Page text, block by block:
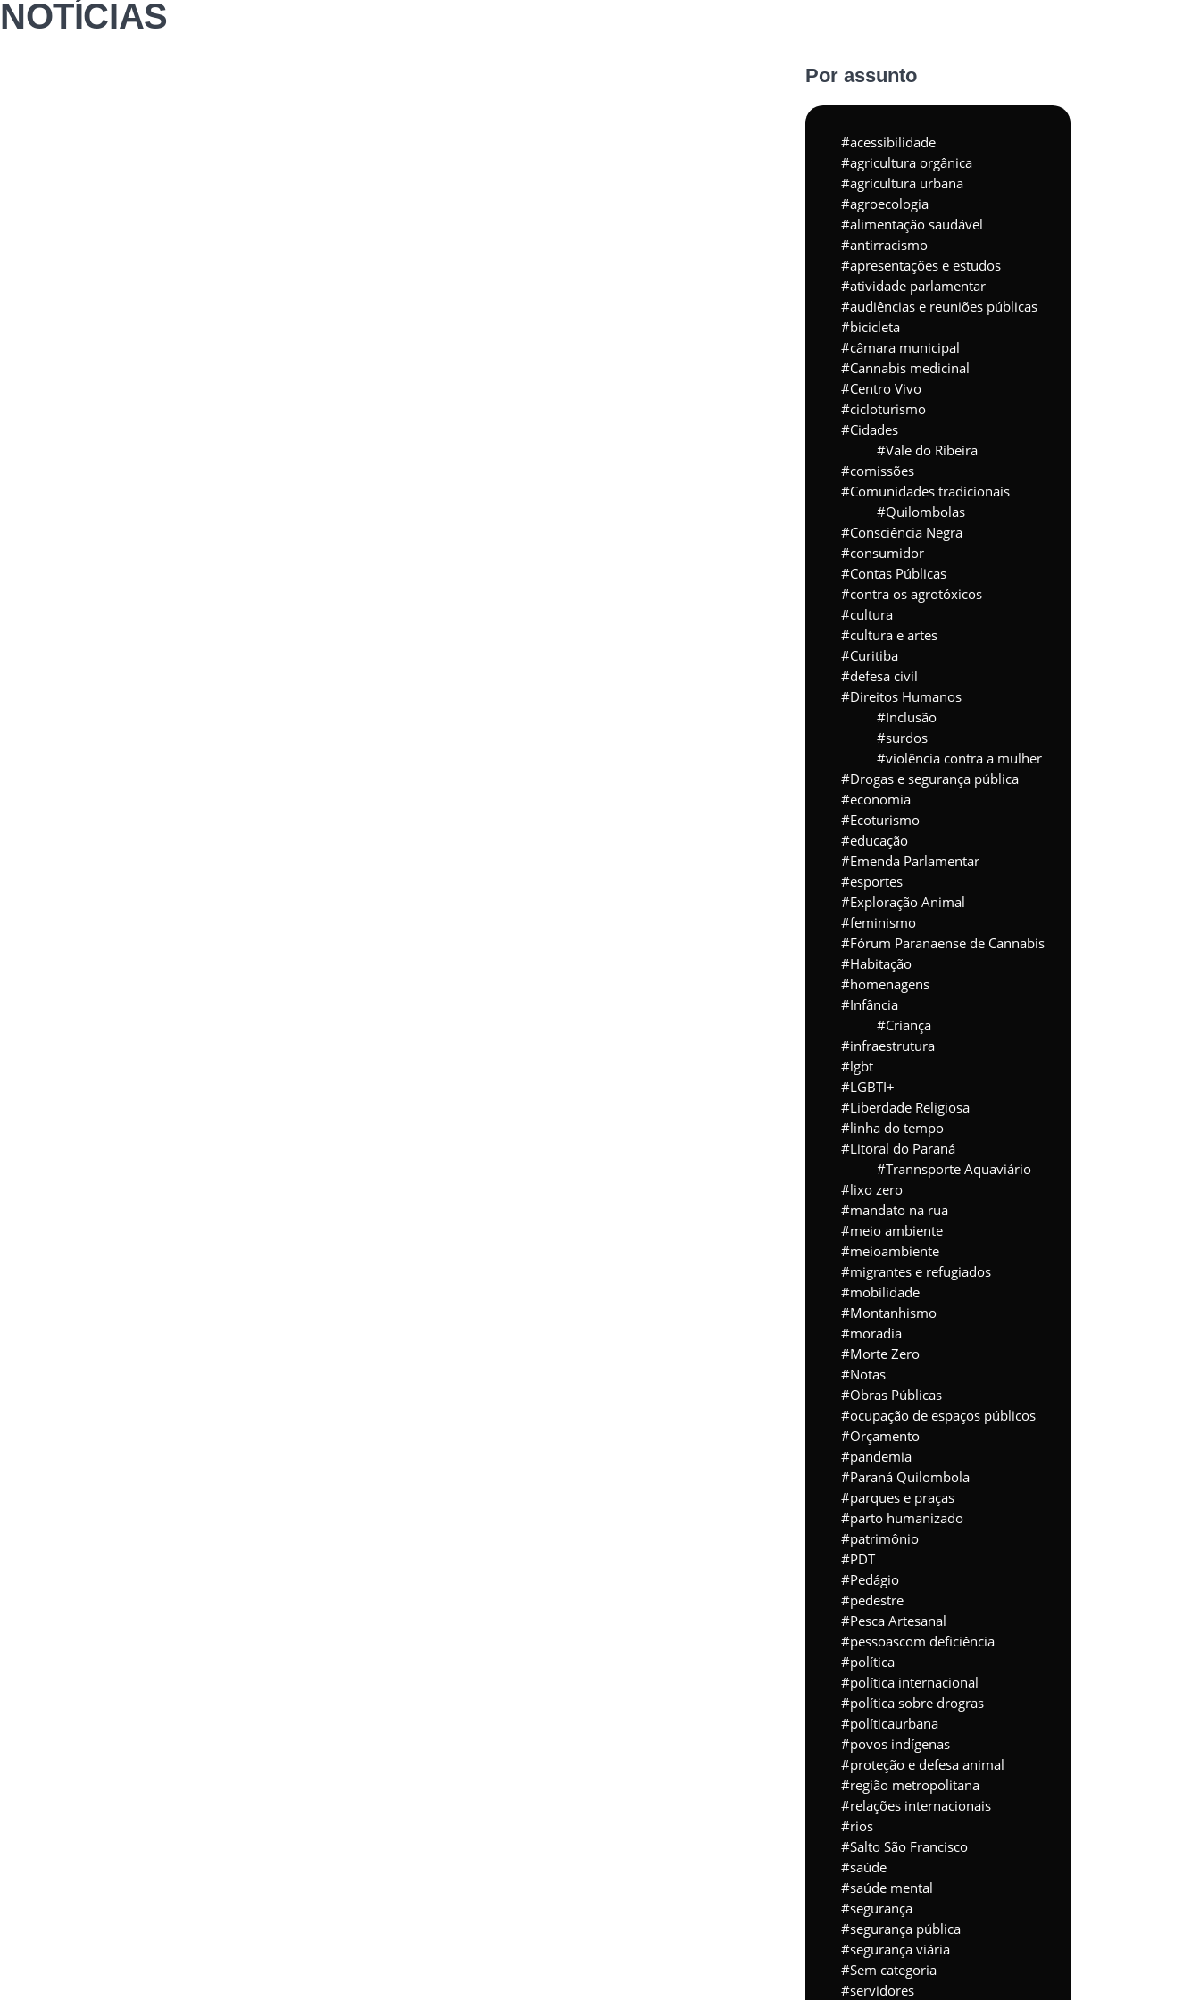
NOTÍCIAS
Por assunto
acessibilidade
agricultura orgânica
agricultura urbana
agroecologia
alimentação saudável
antirracismo
apresentações e estudos
atividade parlamentar
audiências e reuniões públicas
bicicleta
câmara municipal
Cannabis medicinal
Centro Vivo
cicloturismo
Cidades
Vale do Ribeira
comissões
Comunidades tradicionais
Quilombolas
Consciência Negra
consumidor
Contas Públicas
contra os agrotóxicos
cultura
cultura e artes
Curitiba
defesa civil
Direitos Humanos
Inclusão
surdos
violência contra a mulher
Drogas e segurança pública
economia
Ecoturismo
educação
Emenda Parlamentar
esportes
Exploração Animal
feminismo
Fórum Paranaense de Cannabis
Habitação
homenagens
Infância
Criança
infraestrutura
lgbt
LGBTI+
Liberdade Religiosa
linha do tempo
Litoral do Paraná
Trannsporte Aquaviário
lixo zero
mandato na rua
meio ambiente
meioambiente
migrantes e refugiados
mobilidade
Montanhismo
moradia
Morte Zero
Notas
Obras Públicas
ocupação de espaços públicos
Orçamento
pandemia
Paraná Quilombola
parques e praças
parto humanizado
patrimônio
PDT
Pedágio
pedestre
Pesca Artesanal
pessoascom deficiência
política
política internacional
política sobre drogras
políticaurbana
povos indígenas
proteção e defesa animal
região metropolitana
relações internacionais
rios
Salto São Francisco
saúde
saúde mental
segurança
segurança pública
segurança viária
Sem categoria
servidores